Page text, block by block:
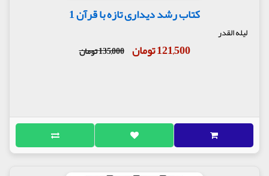
کتاب رشد دیداری تازه با قرآن 1
لیله القدر
121,500 تومان 135,000 تومان